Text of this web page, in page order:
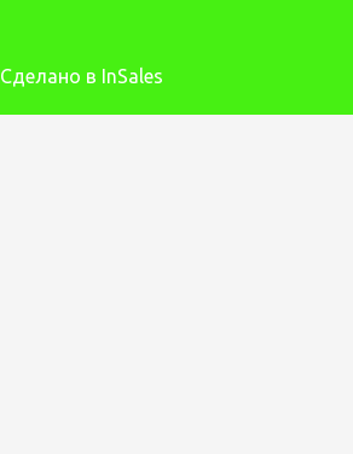
Сделано в InSales